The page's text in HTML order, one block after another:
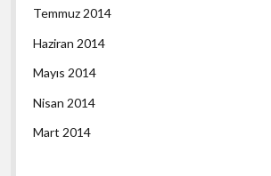
Temmuz 2014
Haziran 2014
Mayıs 2014
Nisan 2014
Mart 2014